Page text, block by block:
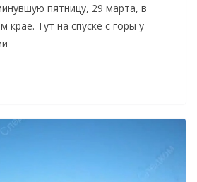
пятницу, 29 марта, в
крае. Тут на спуске с горы у